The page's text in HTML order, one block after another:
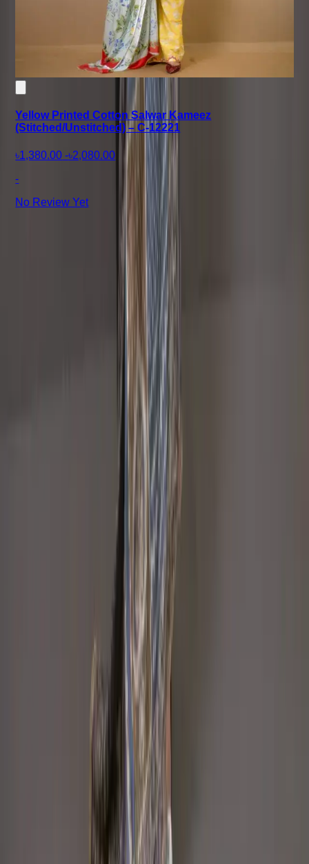
Yellow Printed Cotton Salwar Kameez
(Stitched/Unstitched) – C-12221
৳1,380.00 -৳2,080.00
-
No Review Yet
Community Involvement
Returns and Refunds
Copyright © Zeroes Online Shopping.